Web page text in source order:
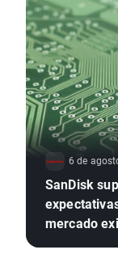
6 de
SanDisk
mercado